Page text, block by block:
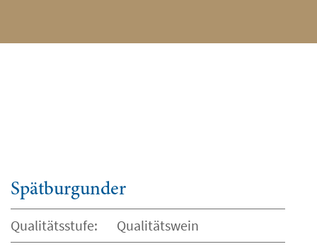
Spätburgunder
Qualitätsstufe:
Qualitätswein